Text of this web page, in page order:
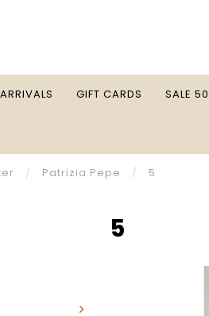
GIFT CARDS SALE
/ Patrizia Pepe / 5
5